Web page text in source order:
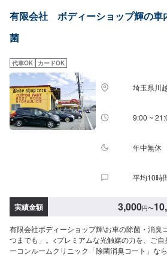
ください『代車について』代車をご用意してい
ご利用ください。※代車の燃料代はお客様にご
業時間・定休日』営業時間：8:30〜18:00定休日
有限会社 ボディーショップ輝の車
菌
代車OK カードOK
埼玉県川
9:00 ~
年中無休
平均10時
実績金額 3,000円〜
有限会社ボディーショップ輝\お車の除菌・消臭
つまでも」。<プレミアムな光触媒の力を、ご
ーコンルームクリニック「除菌消臭コート」な